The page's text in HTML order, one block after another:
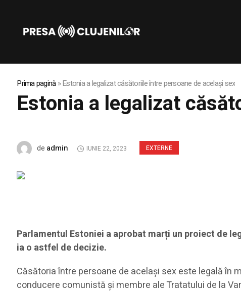
Prima pagină»Estonia a legalizat căsătoriile între persoane de același sex
Estonia a legalizat
EXTERNE
de admin IUNIE 22, 2023
Parlamentul Estoniei a aprobat marți un proiect de
ia o astfel de decizie.
Căsătoria între persoane de același sex este legală în
conducere comunistă și membre ale Tratatului de la